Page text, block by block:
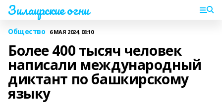
Зилаирские огни
Общество 6 МАЯ 2024, 08:10
Более 400 тысяч человек
написали международный
диктант по башкирскому
языку